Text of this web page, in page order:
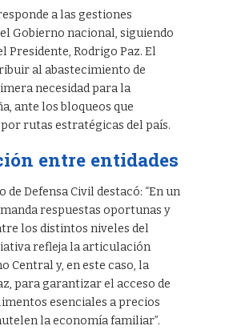
a las gestiones
Gobierno nacional, siguiendo
Presidente, Rodrigo Paz. El
al abastecimiento de
necesidad para la
ante los bloqueos que
rutas estratégicas del país.
entre entidades
Defensa Civil destacó: “En un
respuestas oportunas y
los distintos niveles del
refleja la articulación
Central y, en este caso, la
para garantizar el acceso de
esenciales a precios
la economía familiar”.